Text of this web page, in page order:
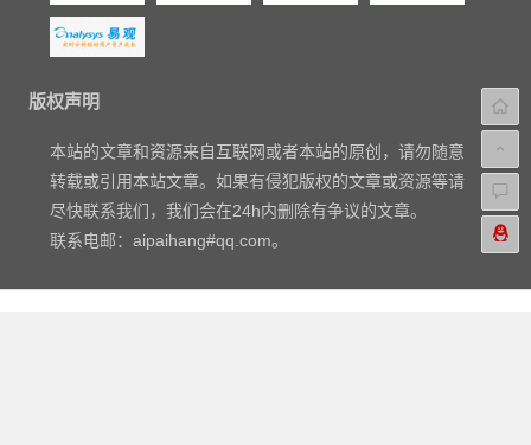
版权声明
本站的文章和资源来自互联网或者本站的原创，请勿随意
转载或引用本站文章。如果有侵犯版权的文章或资源等请
尽快联系我们，我们会在24h内删除有争议的文章。
联系电邮：aipaihang#qq.com。